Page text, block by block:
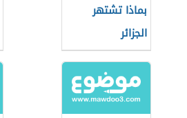
بماذا تشتهر
الجزائر